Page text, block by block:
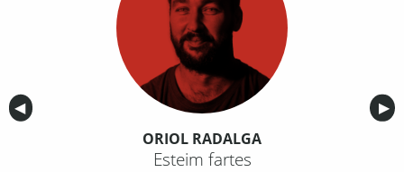
Anterior
◀︎ ▶︎
ORIOL RADALGA
Esteim fartes